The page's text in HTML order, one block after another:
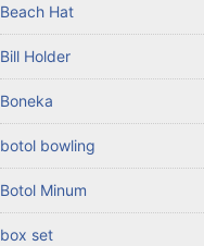
Beach Hat
Bill Holder
Boneka
botol bowling
Botol Minum
box set